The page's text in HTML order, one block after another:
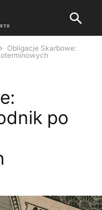
Obligacje Skarbowe:
po